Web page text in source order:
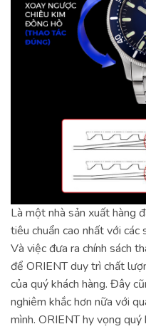
Là một nhà sản xuất hàng
tiêu chuẩn cao nhất với
Và việc đưa ra chính sách
để ORIENT duy trì chất
của quý khách hàng. Đây
nghiêm khắc hơn nữa với
mình. ORIENT hy vọng